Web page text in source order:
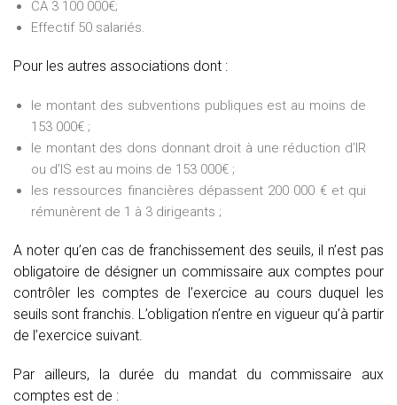
CA 3 100 000€;
Effectif 50 salariés.
Pour les autres associations dont :
le montant des subventions publiques est au moins de
153 000€ ;
le montant des dons donnant droit à une réduction d’IR
ou d’IS est au moins de 153 000€ ;
les ressources financières dépassent 200 000 € et qui
rémunèrent de 1 à 3 dirigeants ;
A noter qu’en cas de franchissement des seuils, il n’est pas
obligatoire de désigner un commissaire aux comptes pour
contrôler les comptes de l’exercice au cours duquel les
seuils sont franchis. L’obligation n’entre en vigueur qu’à partir
de l’exercice suivant.
Par ailleurs, la durée du mandat du commissaire aux
comptes est de :